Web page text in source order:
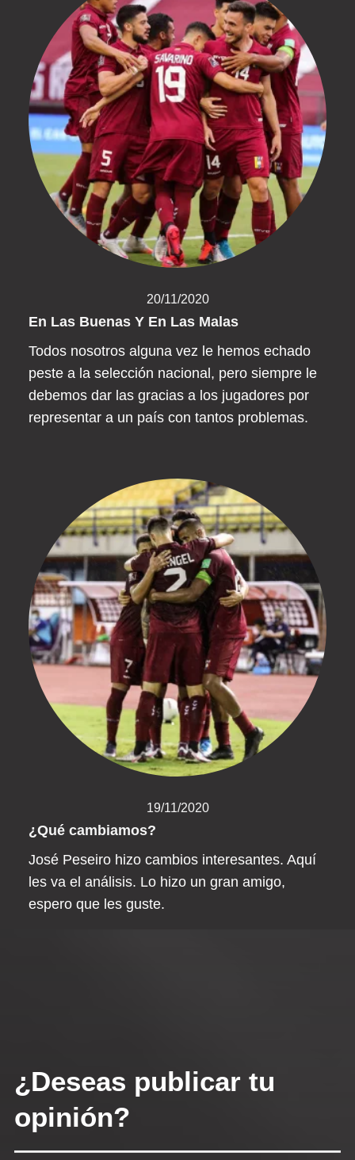
20/11/2020
En Las Buenas Y En Las Malas
Todos nosotros alguna vez le hemos echado
peste a la selección nacional, pero siempre le
debemos dar las gracias a los jugadores por
representar a un país con tantos problemas.
19/11/2020
¿Qué cambiamos?
José Peseiro hizo cambios interesantes. Aquí
les va el análisis. Lo hizo un gran amigo,
espero que les guste.
¿Deseas publicar tu
opinión?